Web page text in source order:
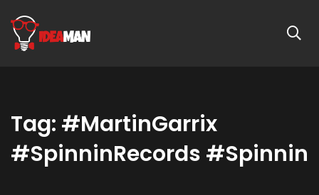
Tag: #MartinGarrix
#SpinninRecords #Spinnin